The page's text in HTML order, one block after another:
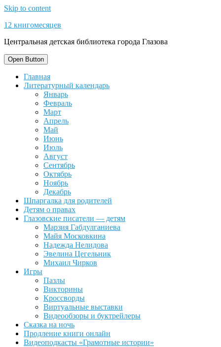
Skip to content
12 книгомесяцев
Центральная детская библиотека города Глазова
Open Button
Главная
Литературный календарь
Январь
Февраль
Март
Апрель
Май
Июнь
Июль
Август
Сентябрь
Октябрь
Ноябрь
Декабрь
Шпаргалка для родителей
Детям о правах
Глазовские писатели — детям
Марзия Габдулганиева
Майя Московкина
Надежда Нелидова
Эвелина Цегельник
Михаил Чирков
Игры
Пазлы
Викторины
Кроссворды
Виртуальные выставки
Видеообзоры и буктрейлеры
Сказка на ночь
Продление книги онлайн
Видеоподкасты «Грамотные истории»